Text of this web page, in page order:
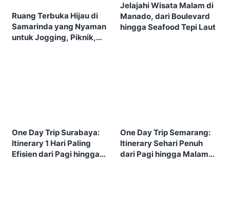
Ruang Terbuka Hijau di
Samarinda yang Nyaman
untuk Jogging, Piknik,
Jelajahi Wisata Malam di
Manado, dari Boulevard
hingga Seafood Tepi Laut
One Day Trip Surabaya:
Itinerary 1 Hari Paling
Efisien dari Pagi hingga
One Day Trip Semarang:
Itinerary Sehari Penuh
dari Pagi hingga Malam